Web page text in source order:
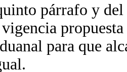
párrafo y
para que